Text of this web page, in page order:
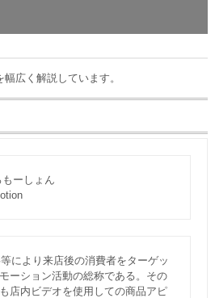
広く解説しています。
ーしょん
により来店後の消費者をターゲッ
ーション活動の総称である。その
店内ビデオを使用しての商品アピ